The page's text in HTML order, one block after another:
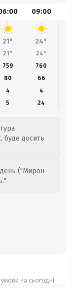
09:00
21° 24°
21° 24°
759 760
80 66
4
4
5 24
буде досить
("Мирон-
на сьогодні